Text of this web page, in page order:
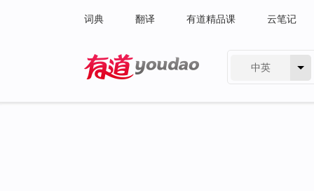
词典 翻译 有道精品课 云笔记
中英